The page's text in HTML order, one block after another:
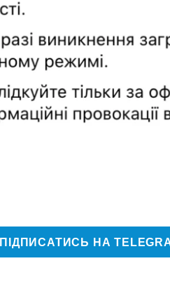
ПІДПИСАТИСЬ НА